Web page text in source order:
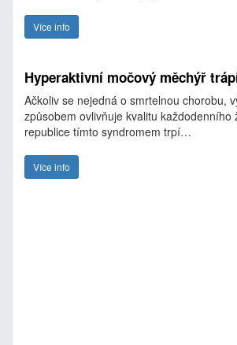
Více info
Hyperaktivní močový měchýř
Ačkoliv se nejedná o smrtelnou chorobu,
způsobem ovlivňuje kvalitu každodenního
republice tímto syndromem trpí…
Více info